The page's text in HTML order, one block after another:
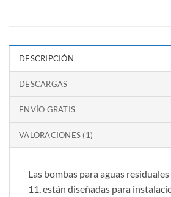
DESCRIPCIÓN
DESCARGAS
ENVÍO GRATIS
VALORACIONES (1)
Las bombas para aguas
11, están diseñadas para